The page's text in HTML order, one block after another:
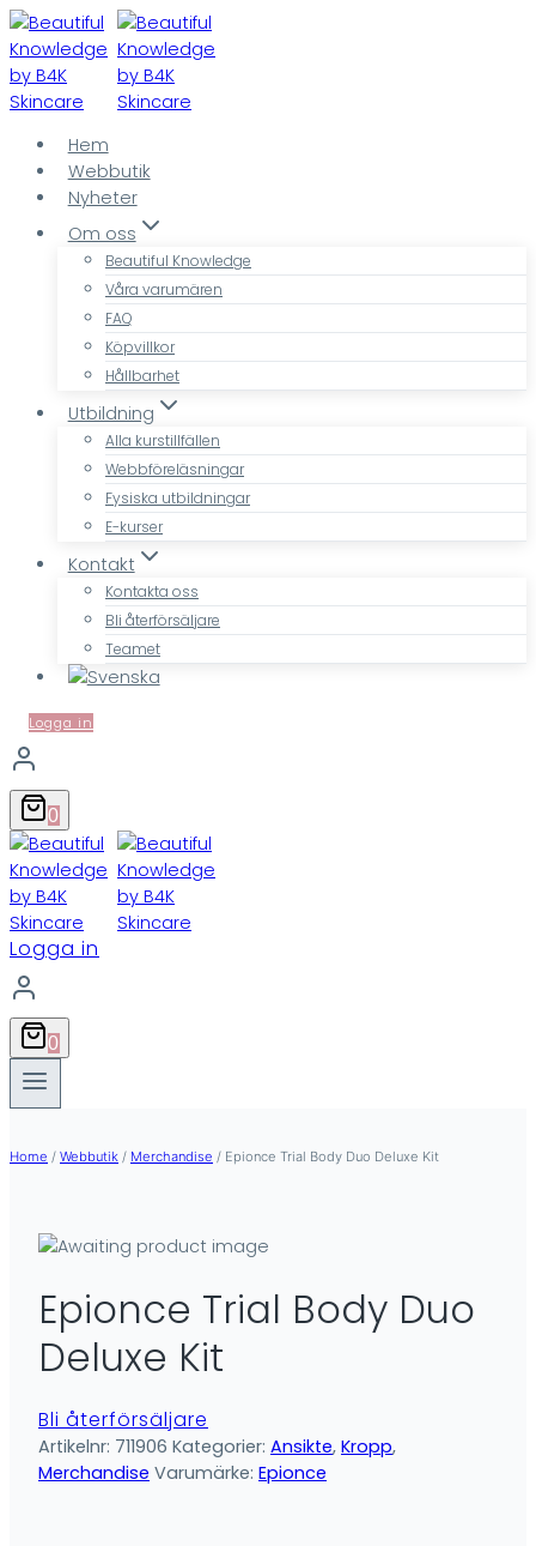
Skip
to
content
Hem
Webbutik
Nyheter
Om oss
Beautiful Knowledge
Våra varumären
FAQ
Köpvillkor
Hållbarhet
Utbildning
Alla kurstillfällen
Webbföreläsningar
Fysiska utbildningar
E-kurser
Kontakt
Kontakta oss
Bli återförsäljare
Teamet
Logga in
0
Logga in
0
Home / Webbutik / Merchandise / Epionce Trial Body Duo Deluxe Kit
Epionce Trial Body Duo
Deluxe Kit
Bli återförsäljare
Artikelnr: 711906 Kategorier: Ansikte, Kropp,
Merchandise Varumärke: Epionce